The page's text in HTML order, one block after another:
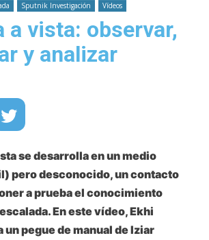
Sputnik Investigación Vídeos
a vista: observar,
y analizar
se desarrolla en un medio
pero desconocido, un contacto
a prueba el conocimiento
En este vídeo, Ekhi
un pegue de manual de Iziar